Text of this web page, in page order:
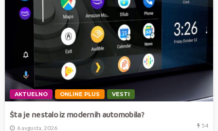
AKTUELNO ONLINE PLUS VESTI
Šta je nestalo iz modernih automobila?
6 avgusta, 2026 54